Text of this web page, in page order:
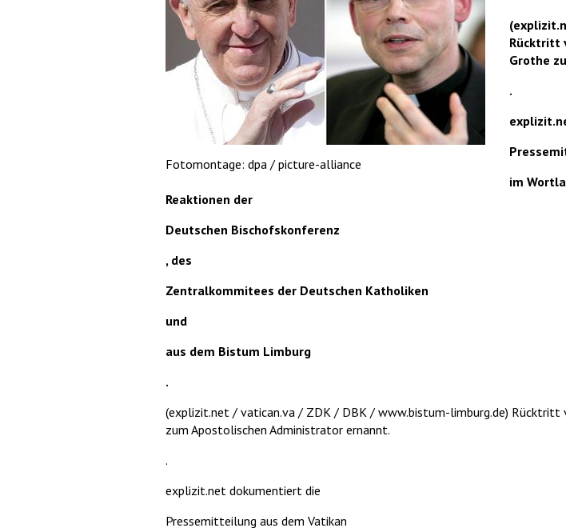
Fotomontage: dpa / picture-alliance
Rücktritt
Grothe
.
im
Reaktionen der
Deutschen Bischofskonferenz
, des
Zentralkommitees der Deutschen Katholiken
und
aus dem Bistum Limburg
.
(explizit.net / vatican.va / ZDK / DBK / www.bistum-limburg.de)
zum Apostolischen Administrator ernannt.
.
explizit.net dokumentiert die
Pressemitteilung aus dem Vatikan